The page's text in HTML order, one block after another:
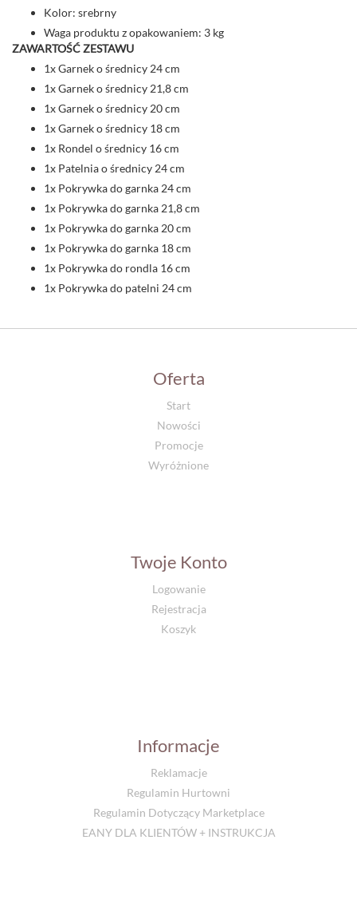
Kolor: srebrny
Waga produktu z opakowaniem: 3 kg
ZAWARTOŚĆ ZESTAWU
1x Garnek o średnicy 24 cm
1x Garnek o średnicy 21,8 cm
1x Garnek o średnicy 20 cm
1x Garnek o średnicy 18 cm
1x Rondel o średnicy 16 cm
1x Patelnia o średnicy 24 cm
1x Pokrywka do garnka 24 cm
1x Pokrywka do garnka 21,8 cm
1x Pokrywka do garnka 20 cm
1x Pokrywka do garnka 18 cm
1x Pokrywka do rondla 16 cm
1x Pokrywka do patelni 24 cm
Oferta
Start
Nowości
Promocje
Wyróżnione
Twoje Konto
Logowanie
Rejestracja
Koszyk
Informacje
Reklamacje
Regulamin Hurtowni
Regulamin Dotyczący Marketplace
EANY DLA KLIENTÓW + INSTRUKCJA